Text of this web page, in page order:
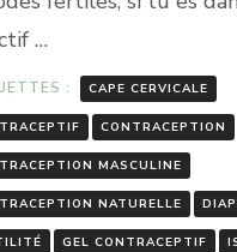
…
: CAPE CERVICALE
CONTRACEPTION
MASCULINE
NATURELLE
GEL CONTRACEPTIF